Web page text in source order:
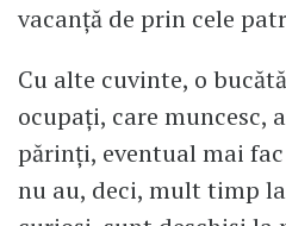
vacanță de prin cele
Cu alte cuvinte, o
ocupați, care muncesc,
părinți, eventual mai
nu au, deci, mult timp